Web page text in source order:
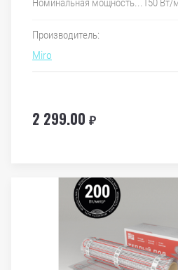
Номинальная мощность...150 Вт/
Производитель:
Miro
2 299.00 ₽